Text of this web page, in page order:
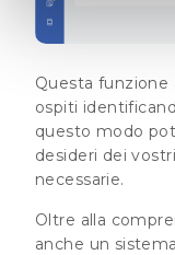
Questa funzione
ospiti
questo modo
desideri dei
necessarie.
Oltre alla
anche un